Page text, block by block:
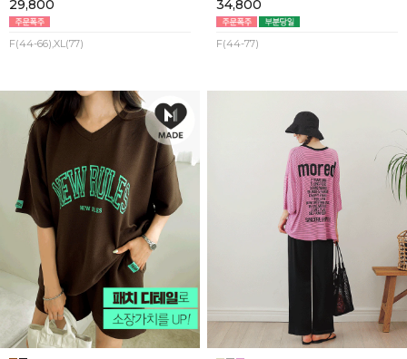
29,800
F(44-66),XL(77)
34,800
F(44-77)